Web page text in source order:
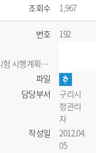
조회수
1,967
번호
192
시행계획 공고
파일
담당부서
구리시
청관리
자
작성일
2012.04.
05